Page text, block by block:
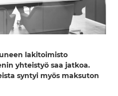
lakitoimisto
yhteistyö saa jatkoa.
syntyi myös maksuton